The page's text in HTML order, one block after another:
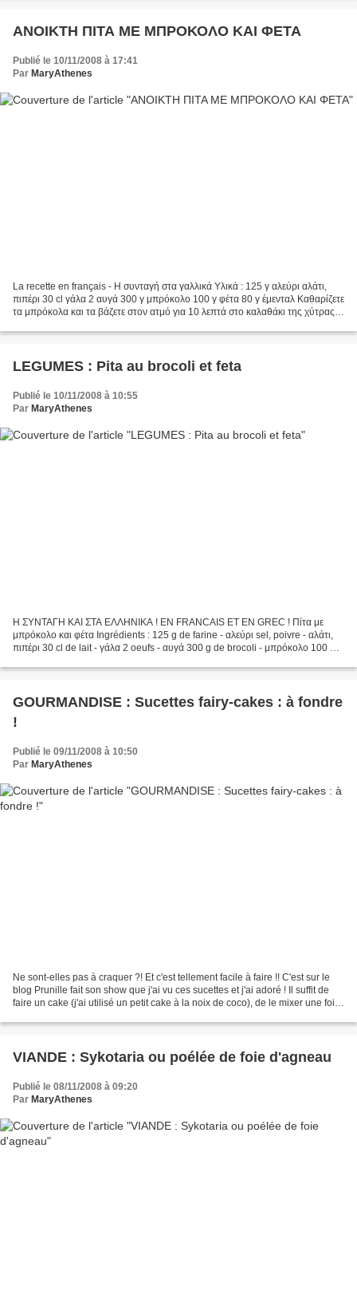
ΑΝΟΙΚΤΗ ΠΙΤΑ ΜΕ ΜΠΡΟΚΟΛΟ ΚΑΙ ΦΕΤΑ
Publié le 10/11/2008 à 17:41
Par MaryAthenes
La recette en français - Η συνταγή στα γαλλικά Υλικά : 125 γ αλεύρι αλάτι,
πιπέρι 30 cl γάλα 2 αυγά 300 γ μπρόκολο 100 γ φέτα 80 γ έμενταλ Καθαρίζετε
τα μπρόκολα και τα βάζετε στον ατμό για 10 λεπτά στο καλαθάκι της χύτρας.
LEGUMES : Pita au brocoli et feta
Publié le 10/11/2008 à 10:55
Par MaryAthenes
Η ΣΥΝΤΑΓΗ ΚΑΙ ΣΤΑ ΕΛΛΗΝΙΚΑ ! EN FRANCAIS ET EN GREC ! Πίτα με
μπρόκολο και φέτα Ingrédients : 125 g de farine - αλεύρι sel, poivre - αλάτι,
πιπέρι 30 cl de lait - γάλα 2 oeufs - αυγά 300 g de brocoli - μπρόκολο 100 g
GOURMANDISE : Sucettes fairy-cakes : à fondre
!
Publié le 09/11/2008 à 10:50
Par MaryAthenes
Ne sont-elles pas à craquer ?! Et c'est tellement facile à faire !! C'est sur le
blog Prunille fait son show que j'ai vu ces sucettes et j'ai adoré ! Il suffit de
faire un cake (j'ai utilisé un petit cake à la noix de coco), de le mixer une fois
VIANDE : Sykotaria ou poélée de foie d'agneau
Publié le 08/11/2008 à 09:20
Par MaryAthenes